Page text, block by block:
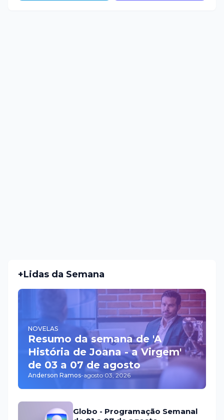
+Lidas da Semana
NOVELAS
Resumo da semana de 'A
História de Joana - a Virgem'
de 03 a 07 de agosto
Anderson Ramos-agosto 03, 2026
Globo - Programação Semanal